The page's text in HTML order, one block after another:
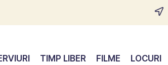
TIMP LIBER FILME LOCURI